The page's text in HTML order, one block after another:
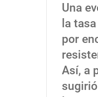
Una
la
por
Así, a